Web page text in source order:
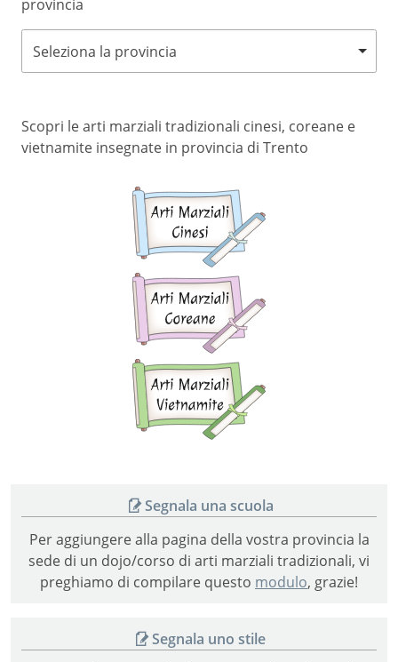
provincia
Seleziona la provincia
Scopri le arti marziali tradizionali cinesi, coreane e
vietnamite insegnate in provincia di Trento
marziali
marziali
marziali
Segnala una scuola
Per aggiungere alla pagina della vostra provincia la
sede di un dojo/corso di arti marziali tradizionali, vi
preghiamo di compilare questo modulo, grazie!
Segnala uno stile